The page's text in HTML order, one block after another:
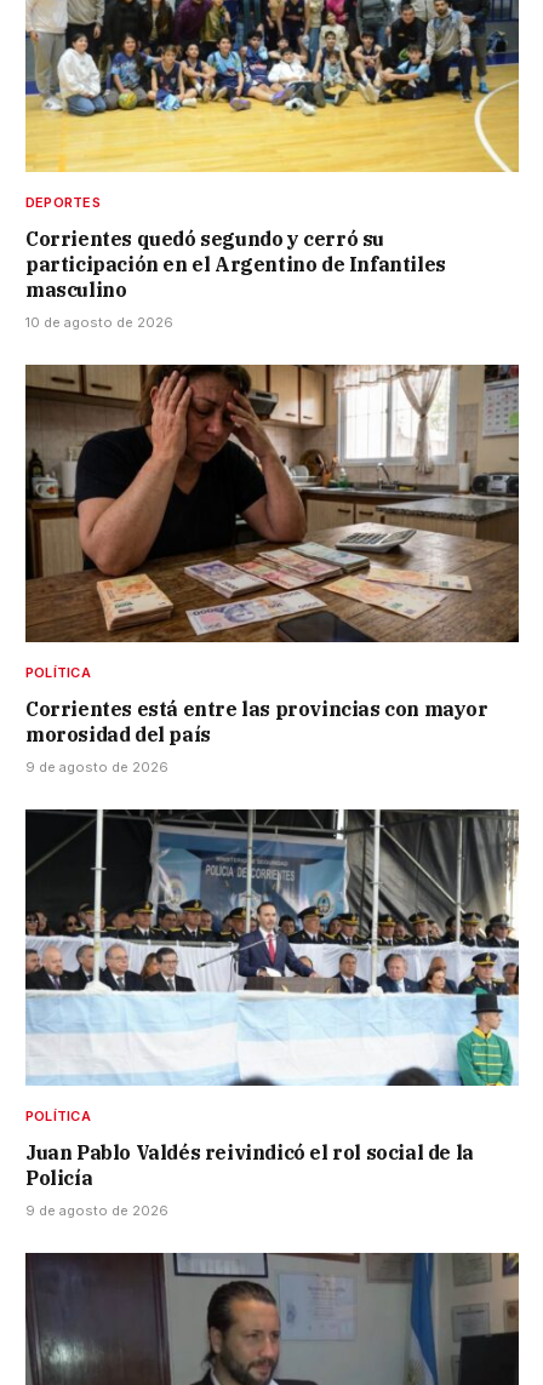
DEPORTES
Corrientes quedó segundo y cerró su
participación en el Argentino de Infantiles
masculino
10 de agosto de 2026
POLÍTICA
Corrientes está entre las provincias con mayor
morosidad del país
9 de agosto de 2026
POLÍTICA
Juan Pablo Valdés reivindicó el rol social de la
Policía
9 de agosto de 2026